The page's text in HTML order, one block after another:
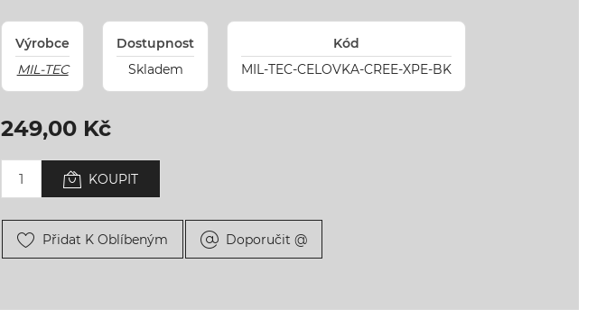
Výrobce
MIL-TEC
Dostupnost
Skladem
Kód
MIL-TEC-CELOVKA-CREE-XPE-BK
249,00 Kč
KOUPIT
Přidat K Oblíbeným Doporučit @